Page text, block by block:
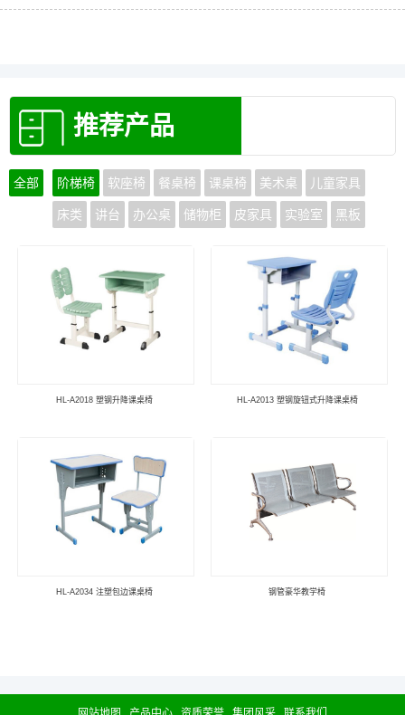
推荐产品
全部 阶梯椅 软座椅 餐桌椅 课桌椅 美术桌 儿童家具
床类 讲台 办公桌 储物柜 皮家具 实验室 黑板
HL-A2018 塑钢升降课桌椅 HL-A2013 塑钢旋钮式升降课桌椅
HL-A2034 注塑包边课桌椅 钢管豪华教学椅